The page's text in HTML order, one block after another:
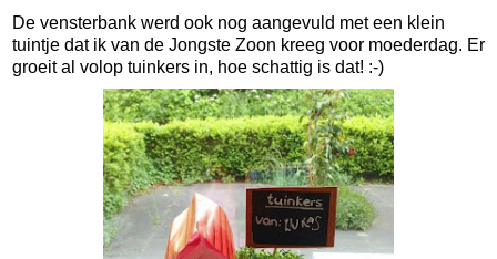
De vensterbank werd ook nog aangevuld met een klein
tuintje dat ik van de Jongste Zoon kreeg voor moederdag. Er
groeit al volop tuinkers in, hoe schattig is dat! :-)